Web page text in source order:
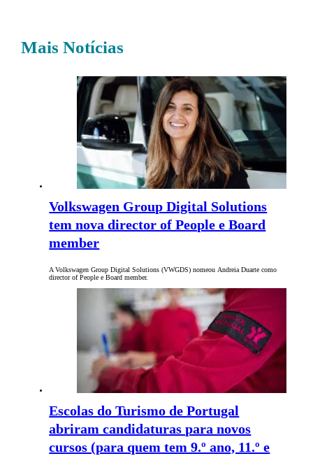
Mais Notícias
Volkswagen Group Digital Solutions
tem nova director of People e Board
member
A Volkswagen Group Digital Solutions (VWGDS) nomeou Andreia Duarte como
director of People e Board member.
Escolas do Turismo de Portugal
abriram candidaturas para novos
cursos (para quem tem 9.º ano, 11.º e